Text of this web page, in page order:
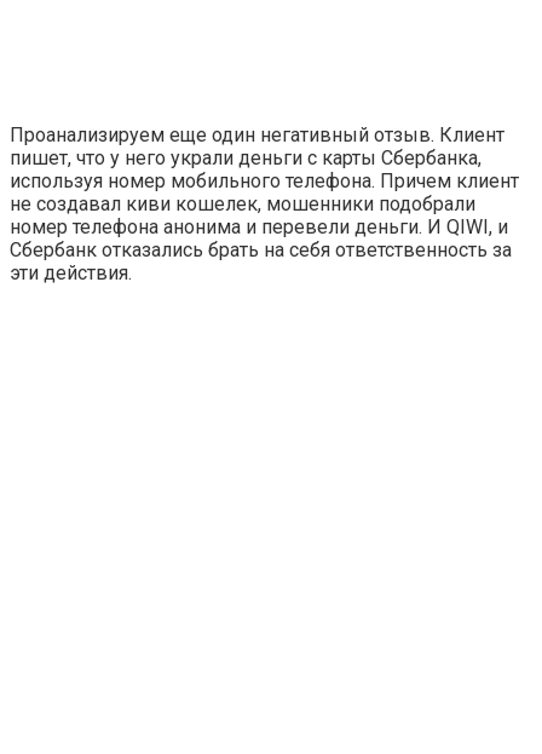
Проанализируем еще один негативный отзыв. Клиент
пишет, что у него украли деньги с карты Сбербанка,
используя номер мобильного телефона. Причем клиент
не создавал киви кошелек, мошенники подобрали
номер телефона анонима и перевели деньги. И QIWI, и
Сбербанк отказались брать на себя ответственность за
эти действия.